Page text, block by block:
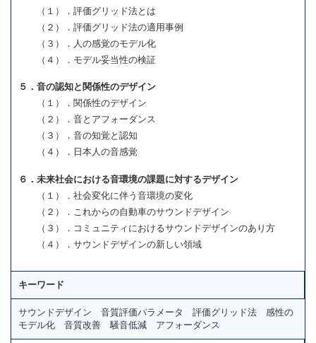
（１）．評価グリッド法とは
（２）．評価グリッド法の適用事例
（３）．人の感覚のモデル化
（４）．モデル妥当性の検証
５．音の認知と関係性のデザイン
（１）．関係性のデザイン
（２）．音とアフォーダンス
（３）．音の知覚と認知
（４）．日本人の音感覚
６．未来社会における音環境の課題に対するデザイン
（１）．社会変化に伴う音環境の変化
（２）．これからの自動車のサウンドデザイン
（３）．コミュニティにおけるサウンドデザインのあり方
（４）．サウンドデザインの新しい領域
キーワード
サウンドデザイン 音質評価パラメータ 評価グリッド法 感性の
モデル化 音質改善 騒音低減 アフォーダンス